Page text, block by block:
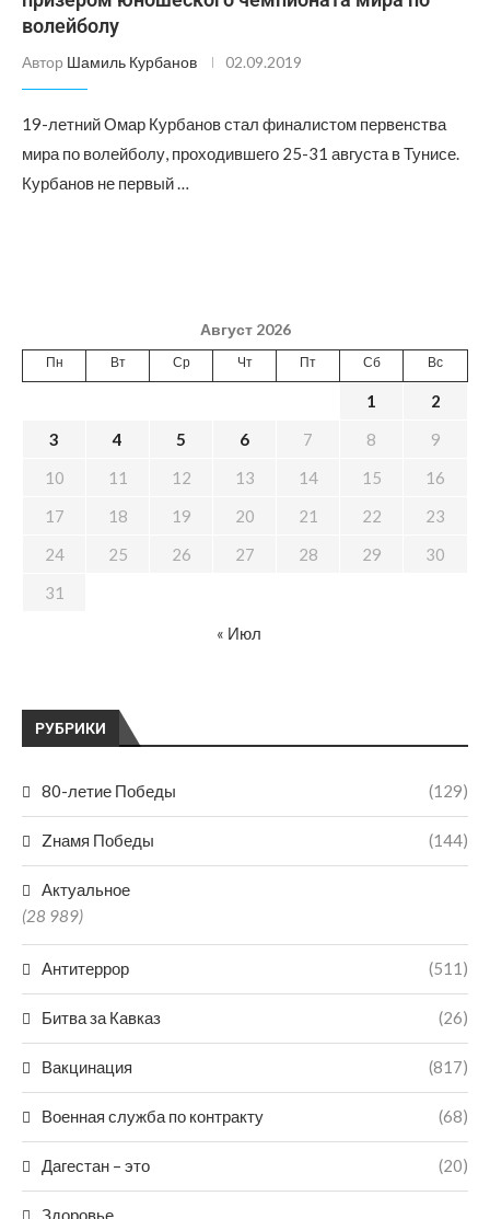
волейболу
Автор Шамиль Курбанов 02.09.2019
19-летний Омар Курбанов стал финалистом первенства
мира по волейболу, проходившего 25-31 августа в Тунисе.
Курбанов не первый …
РУБРИКИ
80-летие Победы (129)
Zнамя Победы (144)
Актуальное
(28 989)
Антитеррор (511)
Битва за Кавказ (26)
Вакцинация (817)
Военная служба по контракту (68)
Дагестан – это (20)
Здоровье
Август 2026
Пн Вт Ср Чт Пт Сб Вс
1
2
3
4 5 6 7 8
9
10
11 12 13 14 15
16
17
18 19 20 21 22
23
24
25 26 27 28 29
30
31
« Июл